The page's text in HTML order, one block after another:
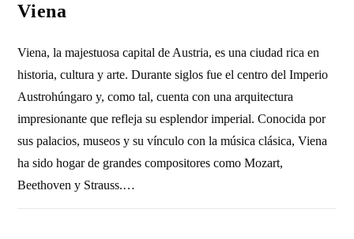
Viena
Viena, la majestuosa capital de Austria, es una ciudad rica en
historia, cultura y arte. Durante siglos fue el centro del Imperio
Austrohúngaro y, como tal, cuenta con una arquitectura
impresionante que refleja su esplendor imperial. Conocida por
sus palacios, museos y su vínculo con la música clásica, Viena
ha sido hogar de grandes compositores como Mozart,
Beethoven y Strauss.…